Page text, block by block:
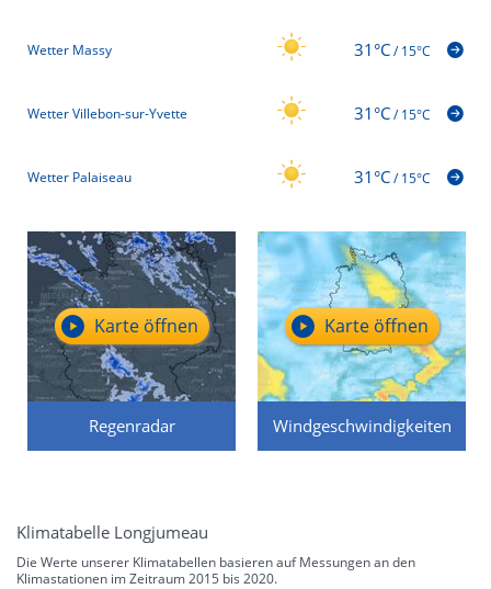
Wetter Massy 31°C/15°C
Wetter Villebon-sur-Yvette 31°C/15°C
Wetter Palaiseau 31°C/15°C
Regenradar
Karte öffnen
Windgeschwindigkeiten
Karte öffnen
Klimatabelle Longjumeau
Die Werte unserer Klimatabellen basieren auf Messungen an den
Klimastationen im Zeitraum 2015 bis 2020.